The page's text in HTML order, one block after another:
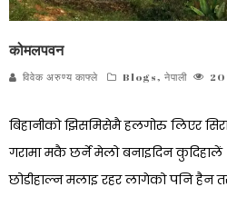
कोमलपवन
विवेक अरुण्य काफ्ले Blogs, नेपाली
बिहानीको झिसमिसेमै हलगोरु लिएर
गरामा मकै छर्ने मेलो बनाइदिन
छोडीहाल्न मलाइ रहर लागेको पनि हैन